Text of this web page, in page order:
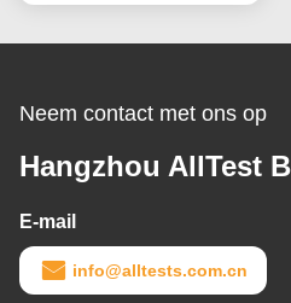
Neem contact met ons op
Hangzhou AllTest
E-mail
info@alltests.com.cn